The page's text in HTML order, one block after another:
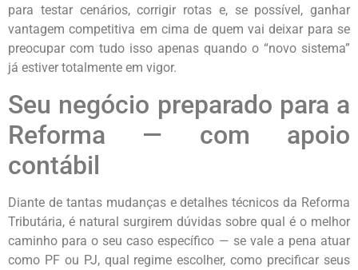
para testar cenários, corrigir rotas e, se possível, ganhar
vantagem competitiva em cima de quem vai deixar para se
preocupar com tudo isso apenas quando o “novo sistema”
já estiver totalmente em vigor.
Seu negócio preparado para a
Reforma — com apoio
contábil
Diante de tantas mudanças e detalhes técnicos da Reforma
Tributária, é natural surgirem dúvidas sobre qual é o melhor
caminho para o seu caso específico — se vale a pena atuar
como PF ou PJ, qual regime escolher, como precificar seus